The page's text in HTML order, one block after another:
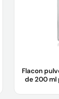
Flacon
de 200 ml